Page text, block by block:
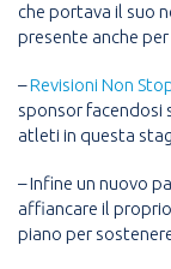
che portava il suo
presente anche
–Revisioni Non
sponsor facendosi
atleti in questa
– Infine un nuovo
affiancare il
piano per